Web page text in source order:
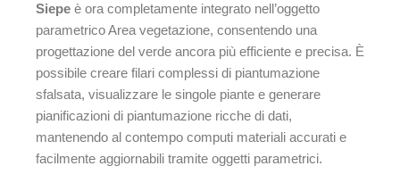
Siepe è ora completamente integrato nell’oggetto
parametrico Area vegetazione, consentendo una
progettazione del verde ancora più efficiente e precisa. È
possibile creare filari complessi di piantumazione
sfalsata, visualizzare le singole piante e generare
pianificazioni di piantumazione ricche di dati,
mantenendo al contempo computi materiali accurati e
facilmente aggiornabili tramite oggetti parametrici.